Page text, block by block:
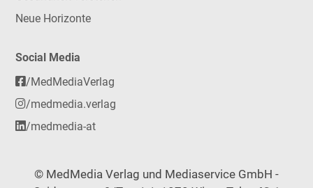
Neue Horizonte
Social Media
/MedMediaVerlag
/medmedia.verlag
/medmedia-at
© MedMedia Verlag und Mediaservice GmbH -